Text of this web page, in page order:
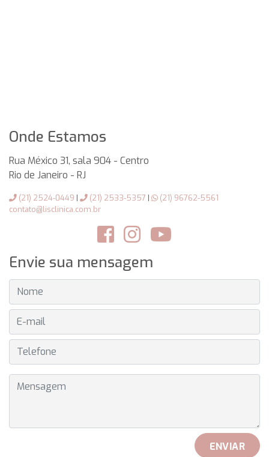
Onde Estamos
Rua México 31, sala 904 - Centro
Rio de Janeiro - RJ
(21) 2524-0449 | (21) 2533-5357 |
(21) 96762-5561
contato@lisclinica.com.br
Envie sua mensagem
NOME
E-MAIL
TELEFONE
MENSAGEM
ENVIAR